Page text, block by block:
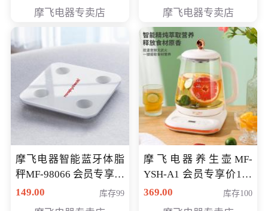
摩飞电器专卖店 摩飞电器专卖店
摩飞电器智能蓝牙体脂
秤MF-98066 会员专享价
98元
149.00 库存99
摩飞电器养生壶MF-
YSH-A1 会员专享价198
元
369.00 库存100